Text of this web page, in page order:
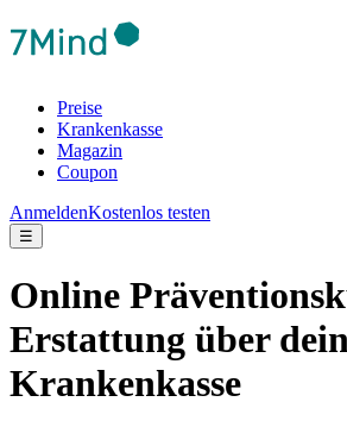
Preise
Krankenkasse
Magazin
Coupon
AnmeldenKostenlos testen
☰
Online
Erstattung über
Krankenkasse